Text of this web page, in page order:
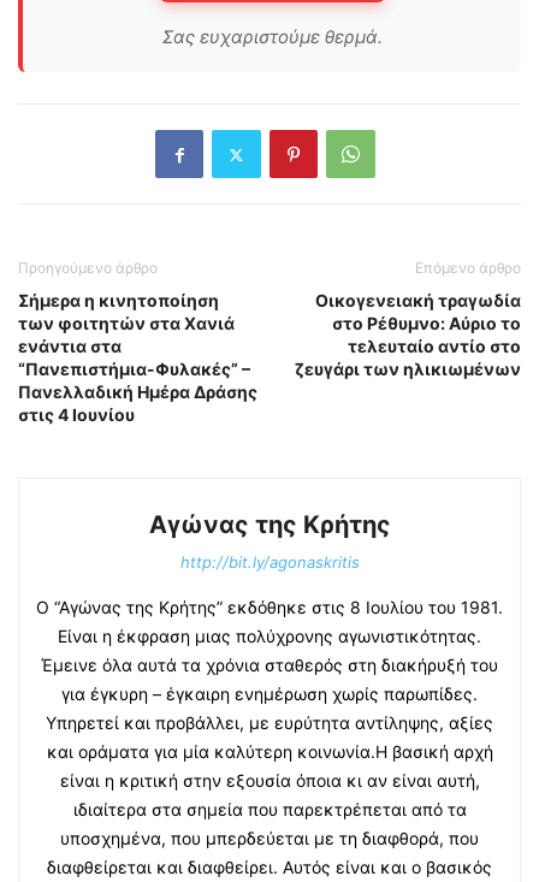
Σας ευχαριστούμε θερμά.
Προηγούμενο άρθρο
Σήμερα η κινητοποίηση
των φοιτητών στα Χανιά
ενάντια στα
“Πανεπιστήμια-Φυλακές” –
Πανελλαδική Ημέρα Δράσης
στις 4 Ιουνίου
Επόμενο άρθρο
Οικογενειακή τραγωδία
στο Ρέθυμνο: Αύριο το
τελευταίο αντίο στο
ζευγάρι των ηλικιωμένων
Αγώνας της Κρήτης
http://bit.ly/agonaskritis
Ο “Αγώνας της Κρήτης” εκδόθηκε στις 8 Ιουλίου του 1981.
Είναι η έκφραση μιας πολύχρονης αγωνιστικότητας.
Έμεινε όλα αυτά τα χρόνια σταθερός στη διακήρυξή του
για έγκυρη – έγκαιρη ενημέρωση χωρίς παρωπίδες.
Υπηρετεί και προβάλλει, με ευρύτητα αντίληψης, αξίες
και οράματα για μία καλύτερη κοινωνία.Η βασική αρχή
είναι η κριτική στην εξουσία όποια κι αν είναι αυτή,
ιδιαίτερα στα σημεία που παρεκτρέπεται από τα
υποσχημένα, που μπερδεύεται με τη διαφθορά, που
διαφθείρεται και διαφθείρει. Αυτός είναι και ο βασικός